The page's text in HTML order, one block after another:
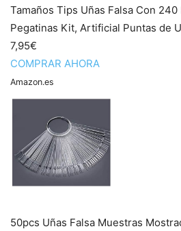
Tamaños Tips Uñas Falsa Con 240
Pegatinas Kit, Artificial Puntas de
7,95€
COMPRAR AHORA
Amazon.es
50pcs Uñas Falsa Muestras